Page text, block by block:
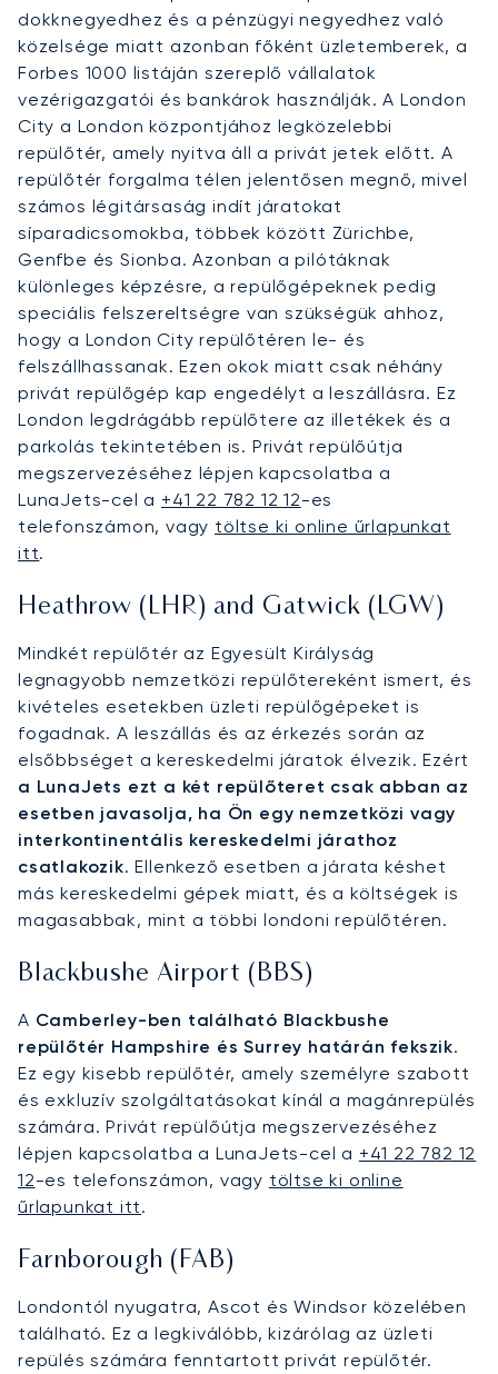
dokknegyedhez és a pénzügyi negyedhez való
közelsége miatt azonban főként üzletemberek, a
Forbes 1000 listáján szereplő vállalatok
vezérigazgatói és bankárok használják. A London
City a London központjához legközelebbi
repülőtér, amely nyitva áll a privát jetek előtt. A
repülőtér forgalma télen jelentősen megnő, mivel
számos légitársaság indít járatokat
síparadicsomokba, többek között Zürichbe,
Genfbe és Sionba. Azonban a pilótáknak
különleges képzésre, a repülőgépeknek pedig
speciális felszereltségre van szükségük ahhoz,
hogy a London City repülőtéren le- és
felszállhassanak. Ezen okok miatt csak néhány
privát repülőgép kap engedélyt a leszállásra. Ez
London legdrágább repülőtere az illetékek és a
parkolás tekintetében is. Privát repülőútja
megszervezéséhez lépjen kapcsolatba a
LunaJets-cel a +41 22 782 12 12-es
telefonszámon, vagy töltse ki online űrlapunkat
itt.
Heathrow (LHR) and Gatwick (LGW)
Mindkét repülőtér az Egyesült Királyság
legnagyobb nemzetközi repülőtereként ismert, és
kivételes esetekben üzleti repülőgépeket is
fogadnak. A leszállás és az érkezés során az
elsőbbséget a kereskedelmi járatok élvezik. Ezért
a LunaJets ezt a két repülőteret csak abban az
esetben javasolja, ha Ön egy nemzetközi vagy
interkontinentális kereskedelmi járathoz
csatlakozik. Ellenkező esetben a járata késhet
más kereskedelmi gépek miatt, és a költségek is
magasabbak, mint a többi londoni repülőtéren.
Blackbushe Airport (BBS)
A Camberley-ben található Blackbushe
repülőtér Hampshire és Surrey határán fekszik.
Ez egy kisebb repülőtér, amely személyre szabott
és exkluzív szolgáltatásokat kínál a magánrepülés
számára. Privát repülőútja megszervezéséhez
lépjen kapcsolatba a LunaJets-cel a +41 22 782 12
12-es telefonszámon, vagy töltse ki online
űrlapunkat itt.
Farnborough (FAB)
Londontól nyugatra, Ascot és Windsor közelében
található. Ez a legkiválóbb, kizárólag az üzleti
repülés számára fenntartott privát repülőtér.